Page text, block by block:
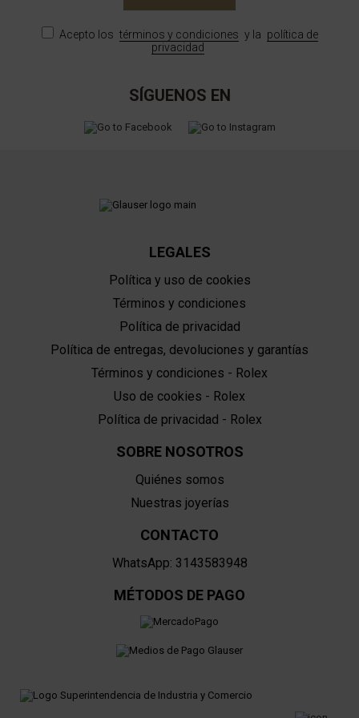
Acepto los términos y condiciones y la política de
privacidad
SÍGUENOS EN
LEGALES
Política y uso de cookies
Términos y condiciones
Política de privacidad
Política de entregas, devoluciones y garantías
Términos y condiciones - Rolex
Uso de cookies - Rolex
Política de privacidad - Rolex
SOBRE NOSOTROS
Quiénes somos
Nuestras joyerías
CONTACTO
WhatsApp: 3143583948
MÉTODOS DE PAGO